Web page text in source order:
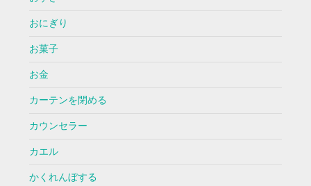
おにぎり
お菓子
お金
カーテンを閉める
カウンセラー
カエル
かくれんぼする